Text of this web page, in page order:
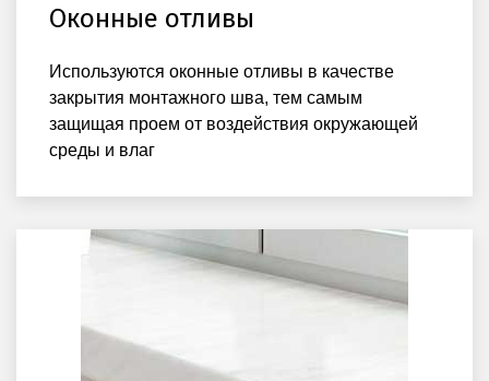
Оконные отливы
Используются оконные отливы в качестве
закрытия монтажного шва, тем самым
защищая проем от воздействия окружающей
среды и влаг